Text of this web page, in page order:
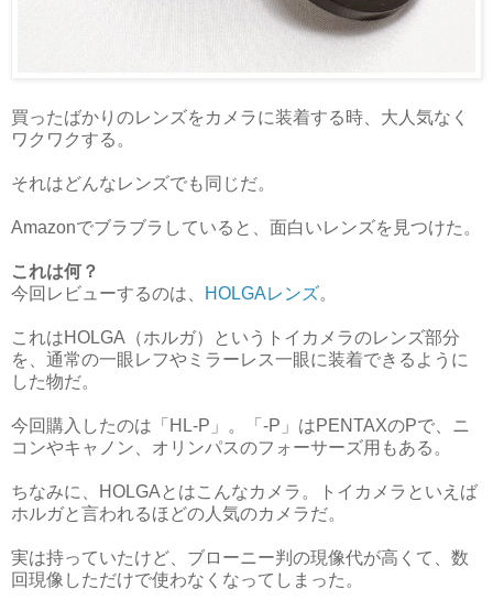
買ったばかりのレンズをカメラに装着する時、大人気なく
ワクワクする。
それはどんなレンズでも同じだ。
Amazonでブラブラしていると、面白いレンズを見つけた。
これは何？
今回レビューするのは、
HOLGAレンズ。
これはHOLGA（ホルガ）というトイカメラのレンズ部分
を、通常の一眼レフやミラーレス一眼に装着できるように
した物だ。
今回購入したのは「HL-P」。「-P」はPENTAXのPで、ニ
コンやキャノン、オリンパスのフォーサーズ用もある。
ちなみに、HOLGAとはこんなカメラ。トイカメラといえば
ホルガと言われるほどの人気のカメラだ。
実は持っていたけど、ブローニー判の現像代が高くて、数
回現像しただけで使わなくなってしまった。